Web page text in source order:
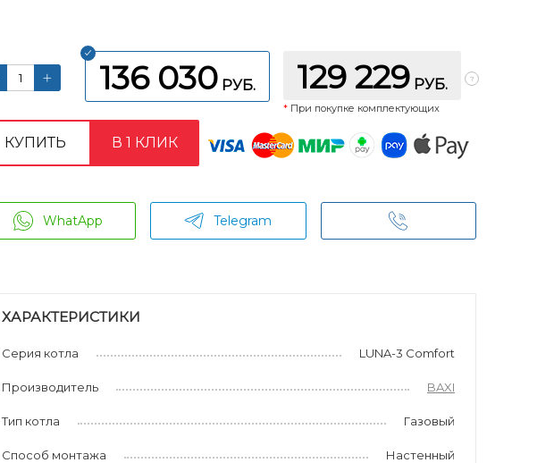
136 030 РУБ. 129 229 РУБ.
* При покупке комплектующих
КУПИТЬ В 1 КЛИК
WhatApp Telegram
ХАРАКТЕРИСТИКИ
Серия котла LUNA-3 Comfort
Производитель BAXI
Тип котла Газовый
Способ монтажа Настенный